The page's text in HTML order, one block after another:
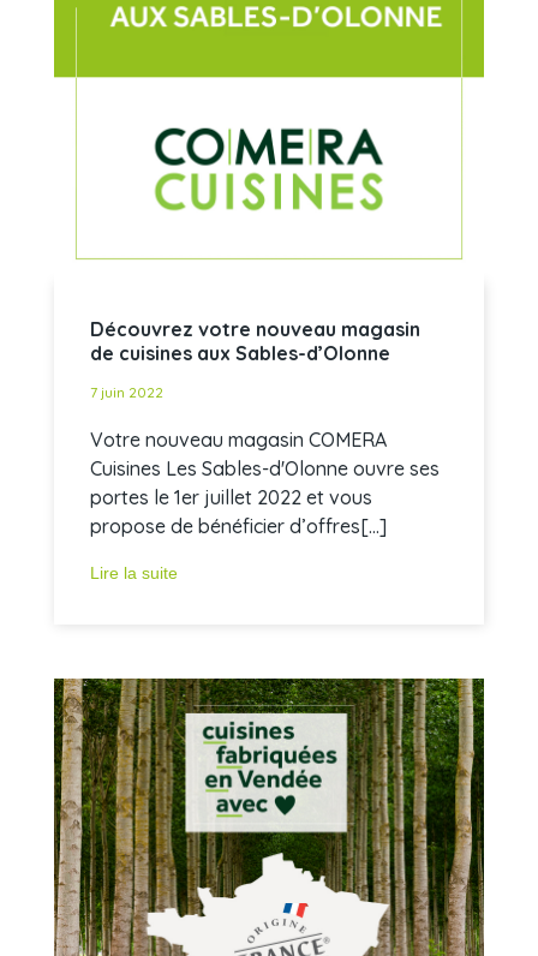
Découvrez votre nouveau magasin
de cuisines aux Sables-d’Olonne
7 juin 2022
Votre nouveau magasin COMERA
Cuisines Les Sables-d'Olonne ouvre ses
portes le 1er juillet 2022 et vous
propose de bénéficier d’offres[...]
Lire la suite